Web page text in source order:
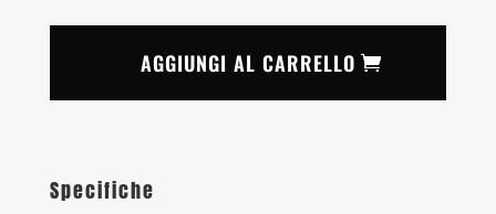
AGGIUNGI AL CARRELLO
Specifiche